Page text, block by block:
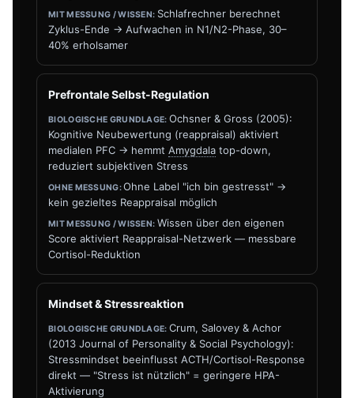
Schlafrechner berechnet
Zyklus-Ende → Aufwachen in N1/N2-Phase, 30–
40% erholsamer
Prefrontale Selbst-Regulation
Ochsner & Gross (2005):
Kognitive Neubewertung (reappraisal) aktiviert
medialen PFC → hemmt Amygdala top-down,
reduziert subjektiven Stress
Ohne Label "ich bin gestresst" →
kein gezieltes Reappraisal möglich
Wissen über den eigenen
Score aktiviert Reappraisal-Netzwerk — messbare
Cortisol-Reduktion
Mindset & Stressreaktion
Crum, Salovey & Achor
(2013 Journal of Personality & Social Psychology):
Stressmindset beeinflusst ACTH/Cortisol-Response
direkt — "Stress ist nützlich" = geringere HPA-
Aktivierung